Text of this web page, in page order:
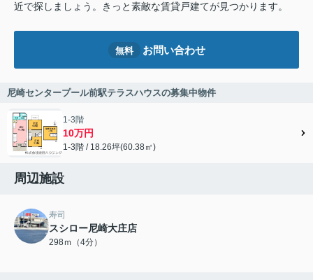
近で探しましょう。きっと素敵な賃貸戸建てが見つかります。
無料 お問い合わせ
尼崎センタープール前駅テラスハウスの募集中物件
1-3階
10万円
1-3階 / 18.26坪(60.38㎡)
周辺施設
寿司
スシロー尼崎大庄店
298ｍ（4分）